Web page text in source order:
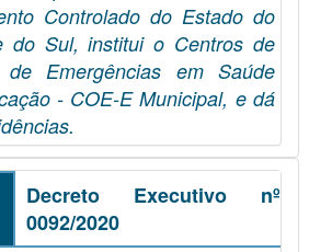
Controlado do Estado do
do Sul, institui o Centros de
de Emergências em Saúde
- COE-E Municipal, e dá
Decreto Executivo nº
0092/2020